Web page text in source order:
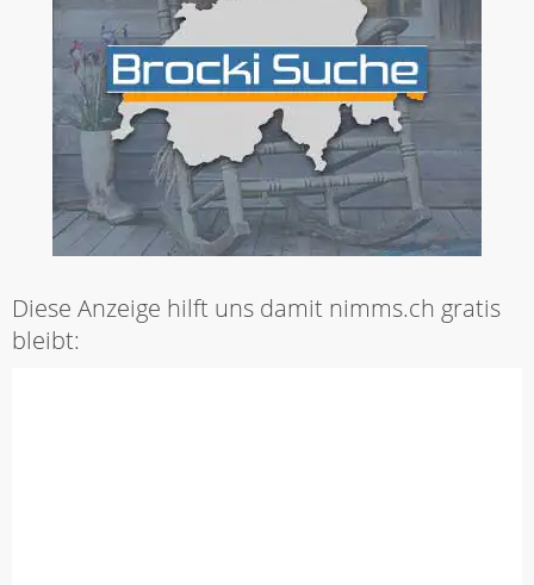
Diese Anzeige hilft uns damit nimms.ch gratis
bleibt: